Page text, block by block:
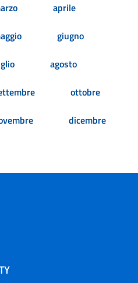
aprile
giugno
agosto
ottobre
dicembre